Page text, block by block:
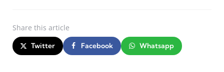
Share this article
Twitter Facebook Whatsapp